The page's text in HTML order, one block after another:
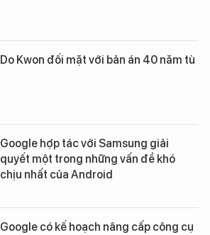
Do Kwon đối mặt với bản án 40 năm tù
Google hợp tác với Samsung giải
quyết một trong những vấn đề khó
chịu nhất của Android
Google có kế hoạch nâng cấp công cụ